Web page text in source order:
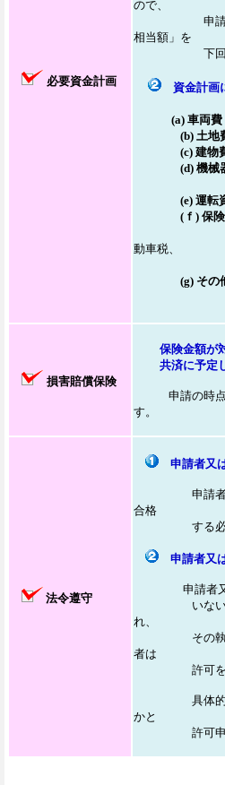
必要資金計画
ので、
申請後も「所
相当額」を
下回らない
資金計画
(a) 車両費
(b) 土地
(c) 建物
(d) 機械
(e) 運転
(ｆ) 保
動車税、
(g) その
損害賠償保険
保険金額が
共済に予定し
申請の時
す。
法令遵守
申請者又
申請者又は申
合格
する必要が
申請者又
申請者
いないこと。
れ、
その執行を終
者は
許可を受
具体的には申
かと
許可申請の審